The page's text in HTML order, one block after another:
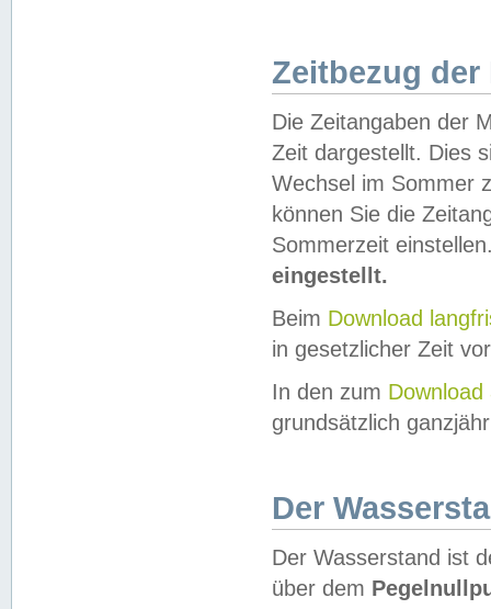
Zeitbezug der
Die Zeitangaben der
Zeit dargestellt. Dies
Wechsel im Sommer
können Sie die
Sommerzeit
eingestellt.
Beim Download
in gesetzlicher Zeit
In den zum Download
grundsätzlich
Der
Der Wasserstand ist
über dem